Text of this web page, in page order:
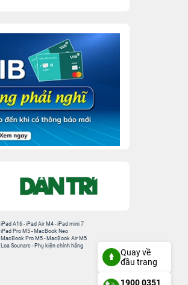
iPad A16 -iPad Air M4 -iPad mini 7
iPad Pro M5 - MacBook Neo
MacBook Pro M5 - MacBook Air M5
Loa Sounarc - Phụ kiện chính hãng
Quay về
đầu trang
1900 0351